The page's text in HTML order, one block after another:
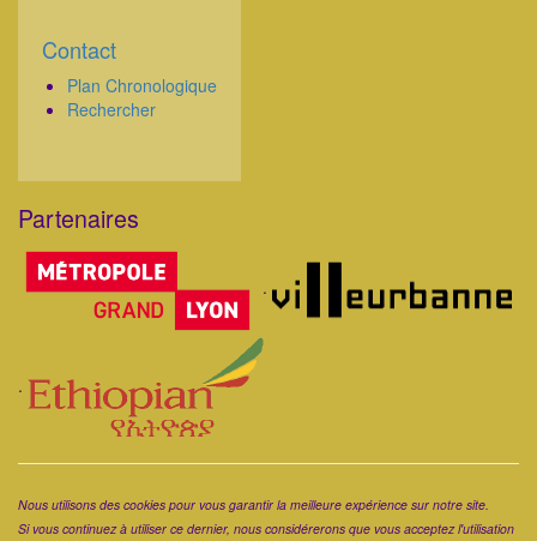
Corps
Contact
Plan Chronologique
Rechercher
Partenaires
Corps
.
.
Nous utilisons des cookies pour vous garantir la meilleure expérience sur notre site.
Si vous continuez à utiliser ce dernier, nous considérerons que vous acceptez l'utilisation